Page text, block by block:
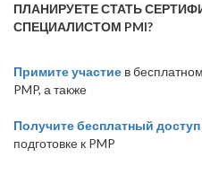
ПЛАНИРУЕТЕ СТАТЬ
СПЕЦИАЛИСТОМ PMI?
Примите участие в
PMP, а также
Получите бесплатный доступ
подготовке к PMP